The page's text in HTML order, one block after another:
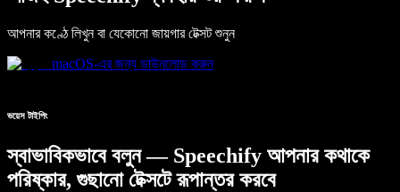
আপনার কণ্ঠে লিখুন বা যেকোনো জায়গার টেক্সট শুনুন
macOS-এর জন্য ডাউনলোড করুন
ভয়েস টাইপিং
স্বাভাবিকভাবে বলুন — Speechify আপনার কথাকে
পরিষ্কার, গুছানো টেক্সটে রূপান্তর করবে